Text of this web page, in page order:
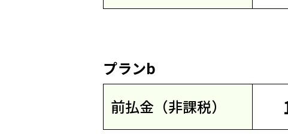
プランb
前払金（非課税）